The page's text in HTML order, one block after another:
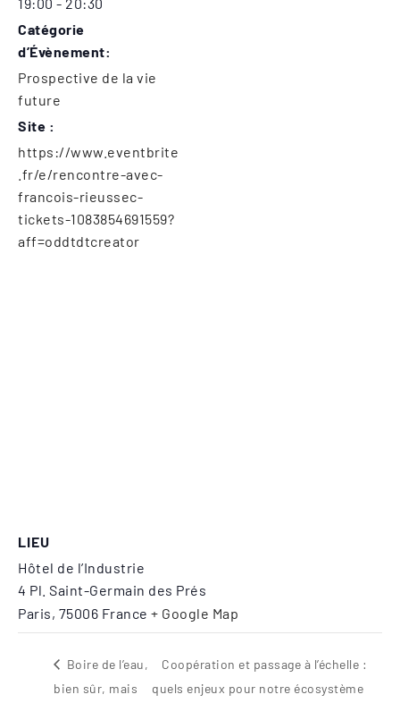
Catégorie
d’Évènement:
Prospective de la vie
future
Site :
https://www.eventbrite
.fr/e/rencontre-avec-
francois-rieussec-
tickets-1083854691559?
aff=oddtdtcreator
LIEU
Hôtel de l’Industrie
4 Pl. Saint-Germain des Prés
Paris, 75006 France + Google Map
Boire de l’eau,
bien sûr, mais
Coopération et passage à l’échelle :
quels enjeux pour notre écosystème